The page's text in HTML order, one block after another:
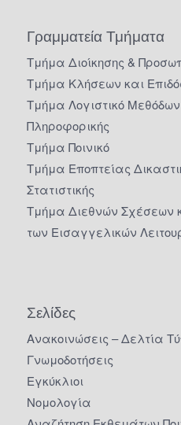
Γραμματεία Τμήματα
Τμήμα Διοίκησης &
Τμήμα Κλήσεων και
Τμήμα Λογιστικό
Πληροφορικής
Τμήμα Ποινικό
Τμήμα Εποπτείας
Στατιστικής
Τμήμα Διεθνών Σχέσεων
των Εισαγγελικών
Σελίδες
Ανακοινώσεις – Δελτία
Γνωμοδοτήσεις
Εγκύκλιοι
Νομολογία